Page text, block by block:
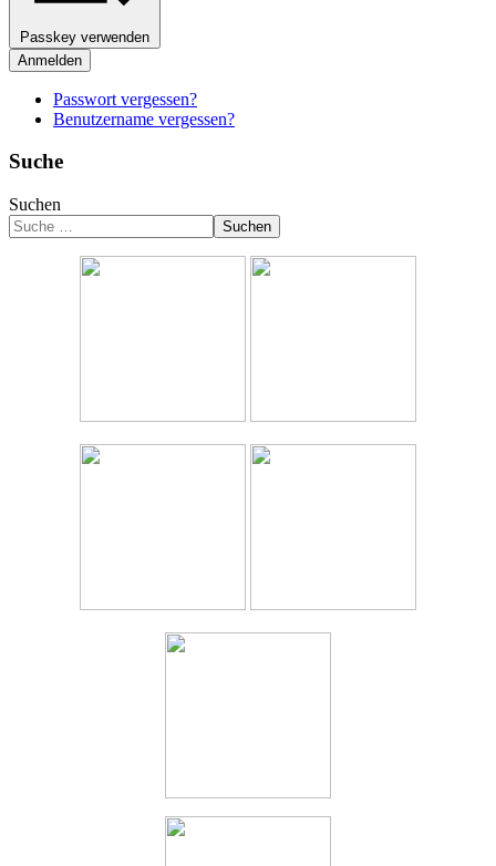
Passkey verwenden
Anmelden
Passwort vergessen?
Benutzername vergessen?
Suche
Suchen
Suchen